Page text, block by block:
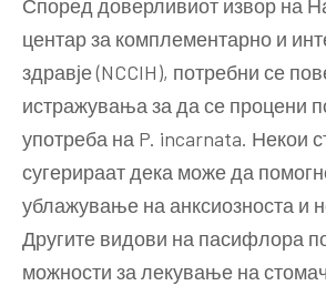
Според доверливиот извор на
центар за комплементарно и
здравје (NCCIH), потребни се
истражувања за да се процени
употреба на P. incarnata. Некои
сугерираат дека може да
ублажување на анксиозноста и
Другите видови на пасифлора
можности за лекување на